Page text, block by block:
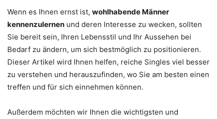
Wenn es Ihnen ernst ist, wohlhabende Männer
kennenzulernen und deren Interesse zu wecken, sollten
Sie bereit sein, Ihren Lebensstil und Ihr Aussehen bei
Bedarf zu ändern, um sich bestmöglich zu positionieren.
Dieser Artikel wird Ihnen helfen, reiche Singles viel besser
zu verstehen und herauszufinden, wo Sie am besten einen
treffen und für sich einnehmen können.
Außerdem möchten wir Ihnen die wichtigsten und